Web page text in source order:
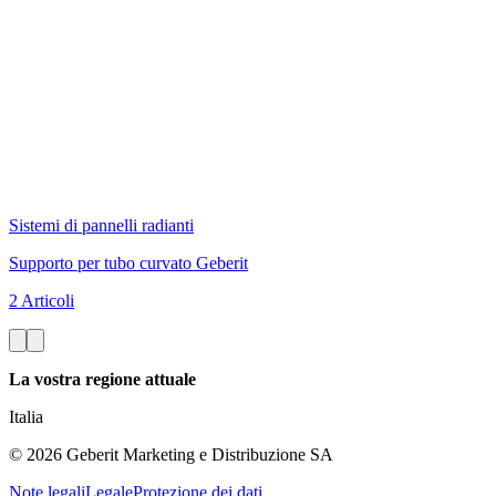
Sistemi di pannelli radianti
Supporto per tubo curvato Geberit
2 Articoli
La vostra regione attuale
Italia
© 2026 Geberit Marketing e Distribuzione SA
Note legaliLegaleProtezione dei dati